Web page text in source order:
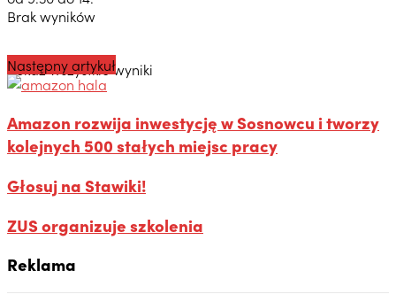
Brak wyników
Pokaż wszystkie wyniki
Następny artykuł
Amazon rozwija inwestycję w Sosnowcu i tworzy
kolejnych 500 stałych miejsc pracy
Głosuj na Stawiki!
ZUS organizuje szkolenia
Reklama